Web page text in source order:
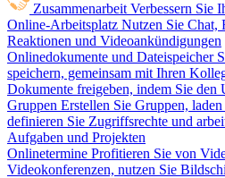
Zusammenarbeit Verbessern Sie
Online-Arbeitsplatz Nutzen Sie Chat,
Reaktionen und Videoankündigungen
Onlinedokumente und Dateispeicher
speichern, gemeinsam mit Ihren
Dokumente freigeben, indem Sie den
Gruppen Erstellen Sie Gruppen,
definieren Sie Zugriffsrechte und
Aufgaben und Projekten
Onlinetermine Profitieren Sie von
Videokonferenzen, nutzen Sie